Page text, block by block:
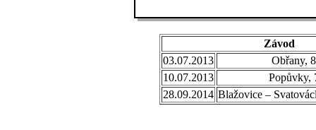
Závod
03.07.2013
Obřany,
10.07.2013
Popůvky,
28.09.2014 Blažovice –